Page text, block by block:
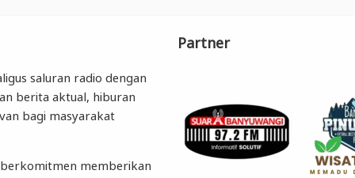
saluran radio dengan
berita aktual, hiburan
bagi masyarakat
memberikan
Partner